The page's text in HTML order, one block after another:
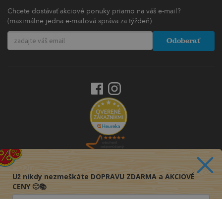
Chcete dostávať akciové ponuky priamo na váš e-mail?
(maximálne jedna e-mailová správa za týždeň)
Odoberať
Už nikdy nezmeškáte DOPRAVU ZDARMA a AKCIOVÉ
CENY 🙂📚